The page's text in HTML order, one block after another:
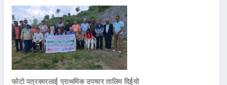
फोटो पत्रकारलाई प्राथमिक उपचार तालिम दिईयो